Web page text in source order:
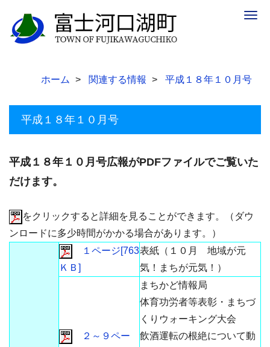
ホーム 関連する情報 平成１８年１０月号
平成１８年１０月号
平成１８年１０月号広報がPDFファイルでご覧いた
だけます。
をクリックすると詳細を見ることができます。（ダウ
ンロードに多少時間がかかる場合があります。）
１ページ[763
ＫＢ]
表紙（１０月 地域が元
気！まちが元気！）
２～９ペー
まちかど情報局
体育功労者等表彰・まちづ
くりウォーキング大会
飲酒運転の根絶について動